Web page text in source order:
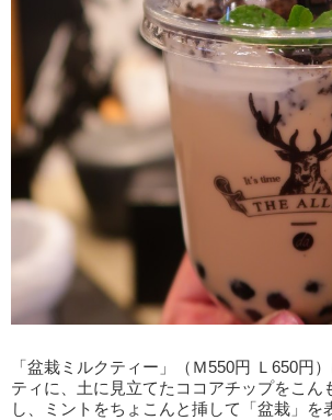
「盆栽ミルクティー」（Ｍ550円 Ｌ650円
ティに、土に見立てたココアチップをこん
し、ミントをちょこんと挿して「盆栽」を